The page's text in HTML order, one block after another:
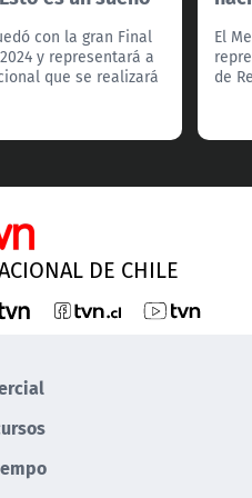
con la gran Final
y representará a
que se realizará
El
de
DE CHILE